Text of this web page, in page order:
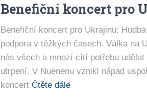
Benefiční koncert pro
Benefiční koncert pro Ukrajinu:
podpora v těžkých časech. Válka na
nás všech a mnozí cítí potřebu
utrpení. V Nuenenu vznikl nápad
koncert Čtěte dále